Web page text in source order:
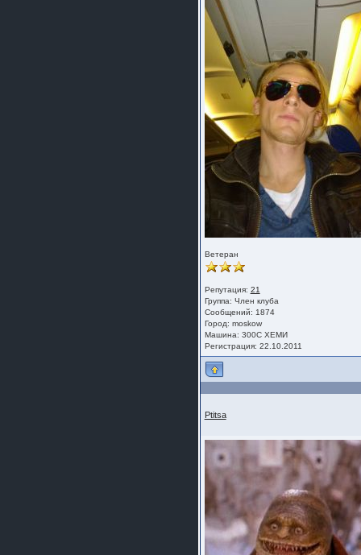
Ветеран
Репутация: 21
Группа: Член клуба
Сообщений: 1874
Город: moskow
Машина: 300С ХЕМИ
Регистрация: 22.10.2011
Ptitsa